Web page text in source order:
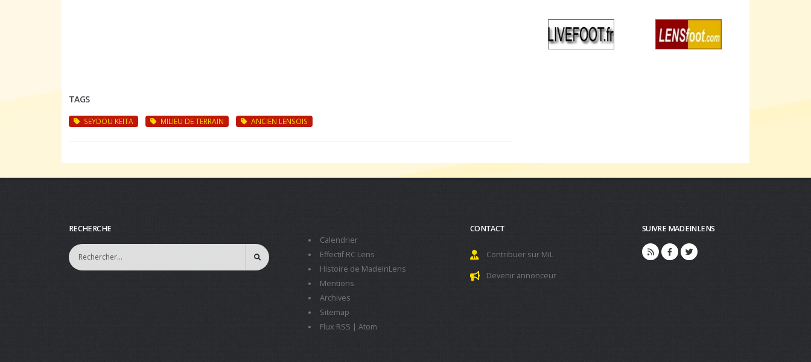
TAGS
SEYDOU KEITA MILIEU DE TERRAIN ANCIEN LENSOIS
RECHERCHE
Calendrier
Effectif RC Lens
Histoire de MadeInLens
Mentions
Archives
Sitemap
Flux RSS | Atom
CONTACT
Contribuer sur MiL
Devenir annonceur
SUIVRE MADEINLENS